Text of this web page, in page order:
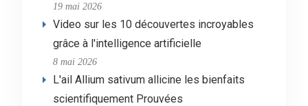
19 mai 2026
Video sur les 10 découvertes incroyables
grâce à l'intelligence artificielle
8 mai 2026
L'ail Allium sativum allicine les bienfaits
scientifiquement Prouvées